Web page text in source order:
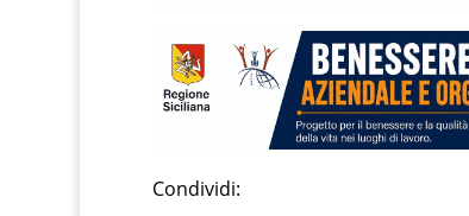
Condividi: